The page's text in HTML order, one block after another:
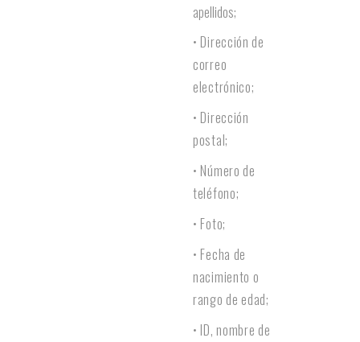
apellidos;
• Dirección de
correo
electrónico;
• Dirección
postal;
• Número de
teléfono;
• Foto;
• Fecha de
nacimiento o
rango de edad;
• ID, nombre de